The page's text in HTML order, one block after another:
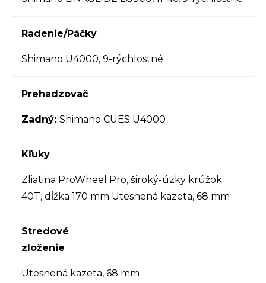
Radenie/Páčky
Shimano U4000, 9-rýchlostné
Prehadzovač
Zadný: Shimano CUES U4000
Kľuky
Zliatina ProWheel Pro, široký-úzky krúžok
40T, dĺžka 170 mm Utesnená kazeta, 68 mm
Stredové
zloženie
Utesnená kazeta, 68 mm